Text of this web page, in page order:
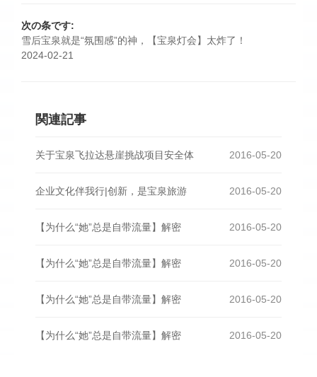
次の条です:
雪后宝泉就是“氛围感”的神，【宝泉灯会】太炸了！
2024-02-21
関連記事
2016-05-20
关于宝泉飞拉达悬崖挑战项目安全体
2016-05-20
企业文化伴我行|创新，是宝泉旅游
2016-05-20
【为什么“她”总是自带流量】解密
2016-05-20
【为什么“她”总是自带流量】解密
2016-05-20
【为什么“她”总是自带流量】解密
2016-05-20
【为什么“她”总是自带流量】解密